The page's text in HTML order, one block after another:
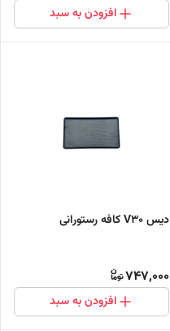
افزودن به سبد
دیس V30 کافه رستورانی
747,000
افزودن به سبد